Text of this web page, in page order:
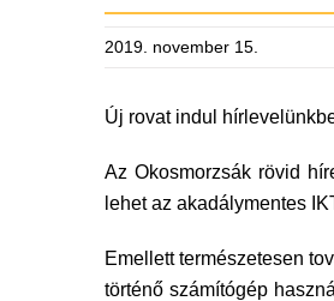
2019. november 15.
Új rovat indul
Az Okosmorzsák rövid
lehet az akadálymentes
Emellett természetesen
történő számítógép